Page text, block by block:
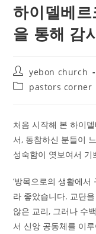
하이델베
을 통해 감
Post
author:
yebon church
Postpastors corner
처음 시작해 본 하이
서, 동참하신 분들이
성숙함이 엿보여서
‘방목으로의 생활에
라 좋았습니다. 교단
않은 교리, 그러나 수
서 신앙 공동체를 이